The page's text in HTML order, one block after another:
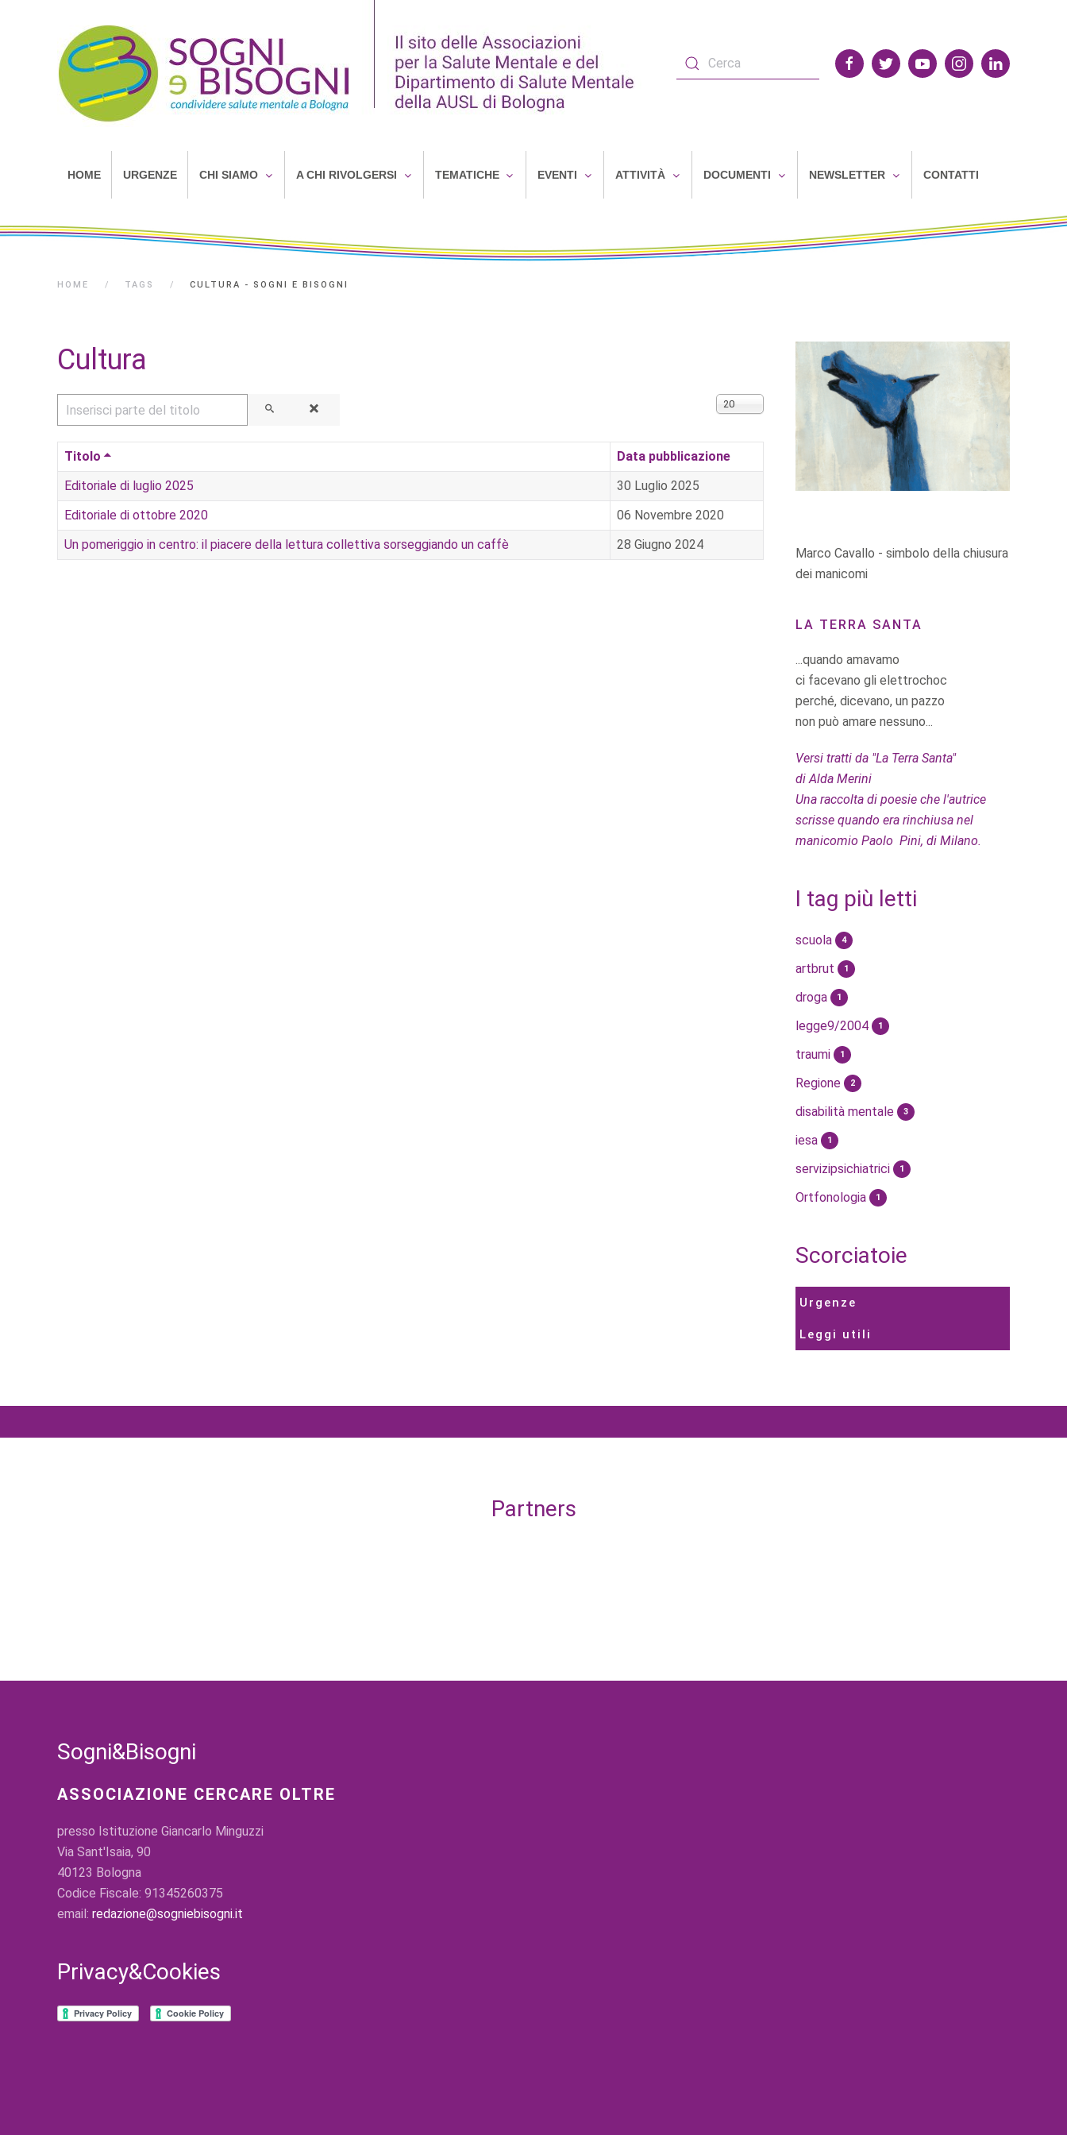
HOME URGENZE CHI SIAMO A CHI RIVOLGERSI TEMATICHE EVENTI ATTIVITÀ DOCUMENTI NEWSLETTER CONTATTI
HOME TAGS CULTURA - SOGNI E BISOGNI
Cultura
Inserisci parte del titolo Visualizza n.
20
Titolo
Data pubblicazione
Editoriale di luglio 2025
30 Luglio 2025
Editoriale di ottobre 2020
06 Novembre 2020
Un pomeriggio in centro: il piacere della lettura collettiva sorseggiando un caffè
28 Giugno 2024
Marco Cavallo - simbolo della chiusura
dei manicomi
LA TERRA SANTA
...quando amavamo
ci facevano gli elettrochoc
perché, dicevano, un pazzo
non può amare nessuno...
Versi tratti da "La Terra Santa"
di Alda Merini
Una raccolta di poesie che l'autrice
scrisse quando era rinchiusa nel
manicomio Paolo Pini, di Milano.
I tag più letti
scuola 4
artbrut 1
droga 1
legge9/2004 1
traumi 1
Regione 2
disabilità mentale 3
iesa 1
servizipsichiatrici 1
Ortfonologia 1
Scorciatoie
Urgenze
Leggi utili
Partners
Sogni&Bisogni
ASSOCIAZIONE CERCARE OLTRE
presso Istituzione Giancarlo Minguzzi
Via Sant'Isaia, 90
40123 Bologna
Codice Fiscale: 91345260375
email: redazione@sogniebisogni.it
Privacy&Cookies